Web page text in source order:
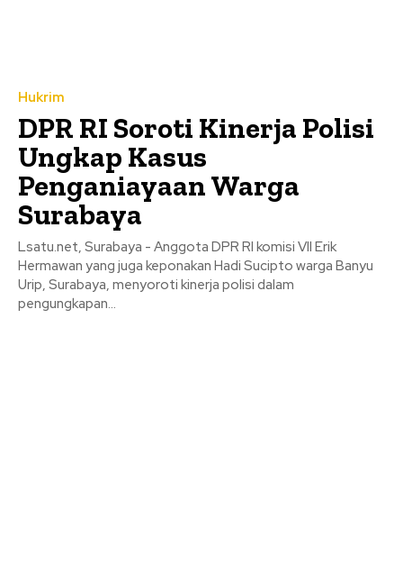
Hukrim
DPR RI Soroti Kinerja Polisi
Ungkap Kasus
Penganiayaan Warga
Surabaya
Lsatu.net, Surabaya - Anggota DPR RI komisi VII Erik
Hermawan yang juga keponakan Hadi Sucipto warga Banyu
Urip, Surabaya, menyoroti kinerja polisi dalam
pengungkapan...